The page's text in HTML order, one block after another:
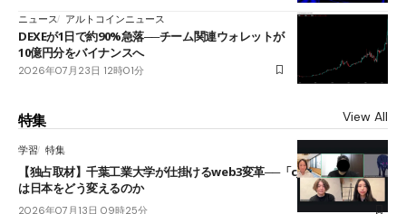
ニュース アルトコインニュース
DEXEが1日で約90%急落──チーム関連ウォレットが
10億円分をバイナンスへ
2026年07月23日 12時01分
特集 View All
学習 特集
【独占取材】千葉工業大学が仕掛けるweb3変革──「cJPY」とAIの融合
は日本をどう変えるのか
2026年07月13日 09時25分